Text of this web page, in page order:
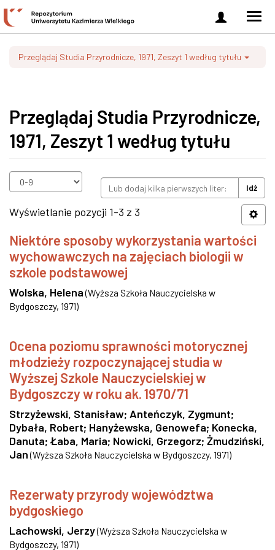
Zaloguj
się
Przeglądaj Studia Przyrodnicze, 1971, Zeszyt 1 według tytułu
Przeglądaj Studia Przyrodnicze,
1971, Zeszyt 1 według tytułu
Idź
Wyświetlanie pozycji 1-3 z 3
Niektóre sposoby wykorzystania wartości
wychowawczych na zajęciach biologii w
szkole podstawowej
Wolska, Helena (Wyższa Szkoła Nauczycielska w
Bydgoszczy, 1971)
Ocena poziomu sprawności motorycznej
młodzieży rozpoczynającej studia w
Wyższej Szkole Nauczycielskiej w
Bydgoszczy w roku ak. 1970/71
Strzyżewski, Stanisław; Anteńczyk, Zygmunt;
Dybała, Robert; Hanyżewska, Genowefa; Konecka,
Danuta;Łaba, Maria; Nowicki, Grzegorz; Żmudziński,
Jan (Wyższa Szkoła Nauczycielska w Bydgoszczy, 1971)
Rezerwaty przyrody województwa
bydgoskiego
Lachowski, Jerzy(Wyższa Szkoła Nauczycielska w
Bydgoszczy, 1971)